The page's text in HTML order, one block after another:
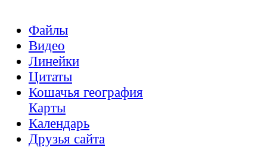
Файлы
Видео
Линейки
Цитаты
Кошачья география
Карты
Календарь
Друзья сайта